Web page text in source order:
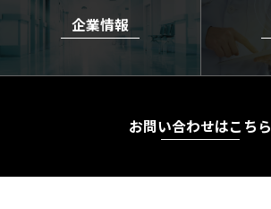
企業情報
お問い合わせはこちら